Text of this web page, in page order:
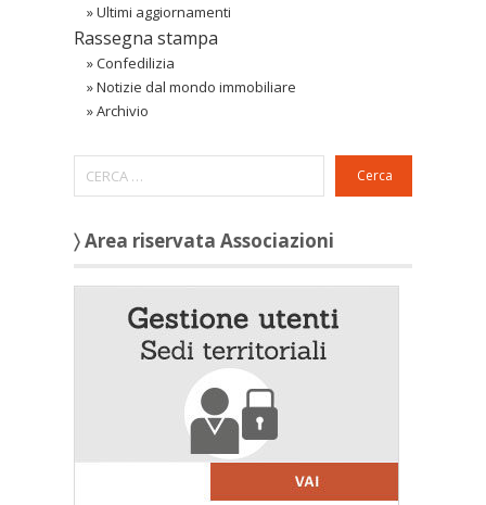
»Ultimi aggiornamenti
Rassegna stampa
»Confedilizia
»Notizie dal mondo immobiliare
»Archivio
Cerca
〉 Area riservata Associazioni